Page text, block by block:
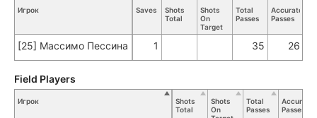
Игрок Saves
Shots
Total
Shots
On
Target
Total
Passes
Accurate
Passes
[25] Массимо Пессина 1 35 26
Игрок
Shots
Total
Shots
On
Total
Passes
Accurate
Passes
Field Players